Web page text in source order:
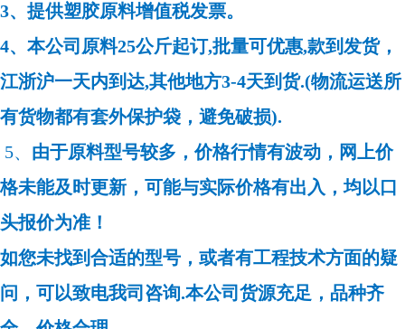
3、提供塑胶原料增值税发票。
4、本公司原料25公斤起订,批量可优惠,款到发货，
江浙沪一天内到达,其他地方3-4天到货.(物流运送所
有货物都有套外保护袋，避免破损).
5、 由于原料型号较多，价格行情有波动，网上价
格未能及时更新，可能与实际价格有出入，均以口
头报价为准！
如您未找到合适的型号，或者有工程技术方面的疑
问，可以致电我司咨询.本公司货源充足，品种齐